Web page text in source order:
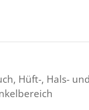
Hüft-, Hals-